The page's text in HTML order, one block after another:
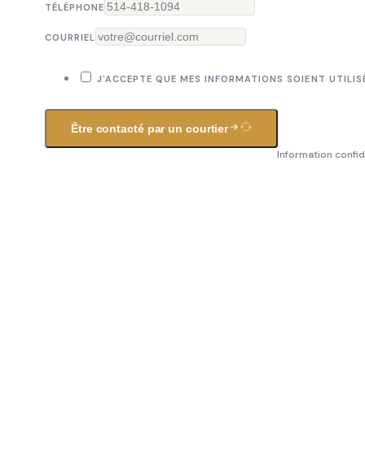
TÉLÉPHONE
COURRIEL
J'ACCEPTE QUE MES INFORMATIONS SOIENT
Être contacté par un courtier
Information